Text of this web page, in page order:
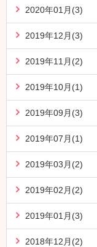
2020年01月(3)
2019年12月(3)
2019年11月(2)
2019年10月(1)
2019年09月(3)
2019年07月(1)
2019年03月(2)
2019年02月(2)
2019年01月(3)
2018年12月(2)